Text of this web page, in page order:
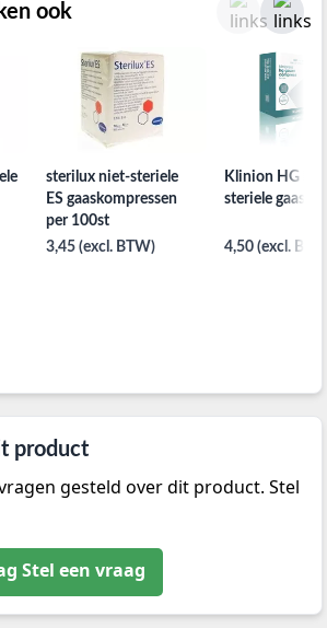
ook
sterilux niet-steriele
ES gaaskompressen
per 100st
3,45 (excl. BTW)
Klinion HG
steriele gaasjes
4,50 (excl.
product
gesteld over dit product. Stel
Stel een vraag